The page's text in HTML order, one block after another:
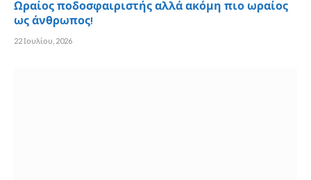
Ωραίος ποδοσφαιριστής αλλά ακόμη πιο ωραίος
ως άνθρωπος!
22 Ιουλίου, 2026